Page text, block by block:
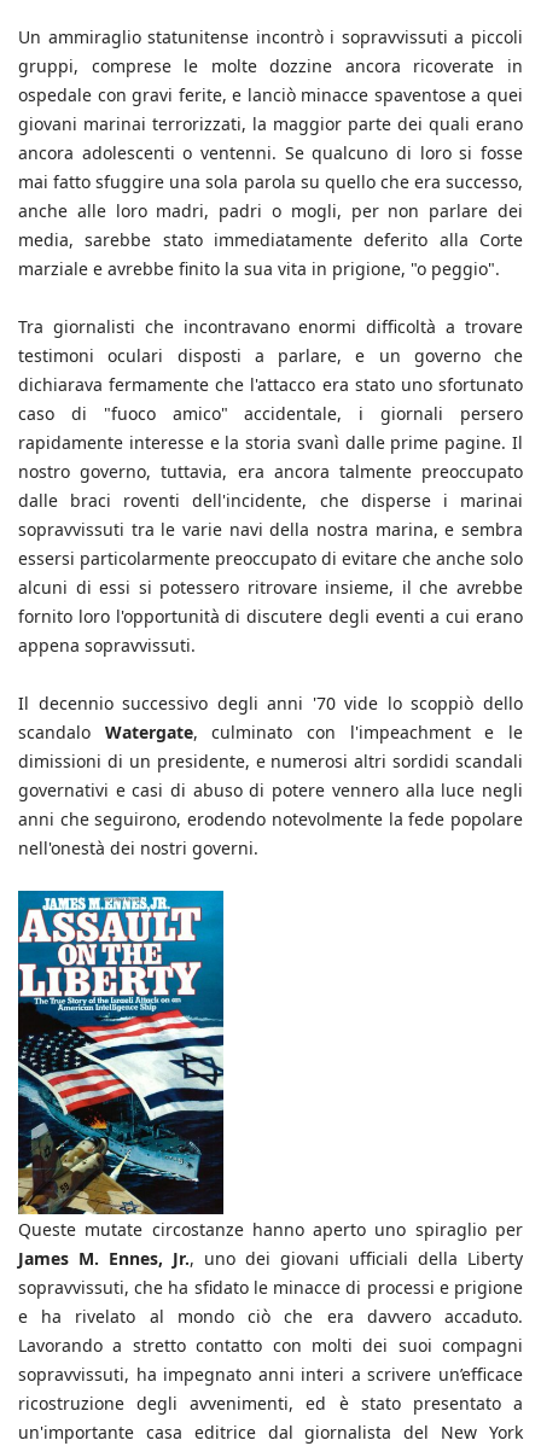
Un ammiraglio statunitense incontrò i sopravvissuti a piccoli
gruppi, comprese le molte dozzine ancora ricoverate in
ospedale con gravi ferite, e lanciò minacce spaventose a quei
giovani marinai terrorizzati, la maggior parte dei quali erano
ancora adolescenti o ventenni. Se qualcuno di loro si fosse
mai fatto sfuggire una sola parola su quello che era successo,
anche alle loro madri, padri o mogli, per non parlare dei
media, sarebbe stato immediatamente deferito alla Corte
marziale e avrebbe finito la sua vita in prigione, "o peggio".
Tra giornalisti che incontravano enormi difficoltà a trovare
testimoni oculari disposti a parlare, e un governo che
dichiarava fermamente che l'attacco era stato uno sfortunato
caso di "fuoco amico" accidentale, i giornali persero
rapidamente interesse e la storia svanì dalle prime pagine. Il
nostro governo, tuttavia, era ancora talmente preoccupato
dalle braci roventi dell'incidente, che disperse i marinai
sopravvissuti tra le varie navi della nostra marina, e sembra
essersi particolarmente preoccupato di evitare che anche solo
alcuni di essi si potessero ritrovare insieme, il che avrebbe
fornito loro l'opportunità di discutere degli eventi a cui erano
appena sopravvissuti.
Il decennio successivo degli anni '70 vide lo scoppiò dello
scandalo Watergate, culminato con l'impeachment e le
dimissioni di un presidente, e numerosi altri sordidi scandali
governativi e casi di abuso di potere vennero alla luce negli
anni che seguirono, erodendo notevolmente la fede popolare
nell'onestà dei nostri governi.
Queste mutate circostanze hanno aperto uno spiraglio per
James M. Ennes, Jr., uno dei giovani ufficiali della Liberty
sopravvissuti, che ha sfidato le minacce di processi e prigione
e ha rivelato al mondo ciò che era davvero accaduto.
Lavorando a stretto contatto con molti dei suoi compagni
sopravvissuti, ha impegnato anni interi a scrivere un’efficace
ricostruzione degli avvenimenti, ed è stato presentato a
un'importante casa editrice dal giornalista del New York